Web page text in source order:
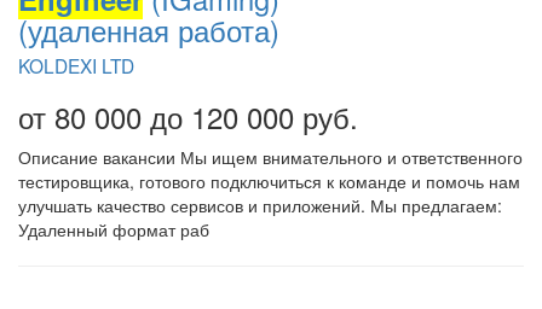
(удаленная работа)
KOLDEXI LTD
от 80 000 до 120 000 руб.
Описание вакансии Мы ищем внимательного и ответственного
тестировщика, готового подключиться к команде и помочь нам
улучшать качество сервисов и приложений. Мы предлагаем:
Удаленный формат раб